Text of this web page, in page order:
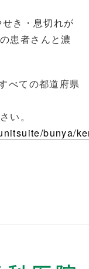
き・息切れが
患者さんと濃
べての都道府県
い。
bunya/